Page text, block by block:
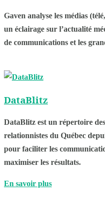
Gaven analyse les médias
un éclairage sur l’actualité
de communications et les
DataBlitz
DataBlitz est un répertoire
relationnistes du Québec
pour faciliter les
maximiser les résultats.
En savoir plus